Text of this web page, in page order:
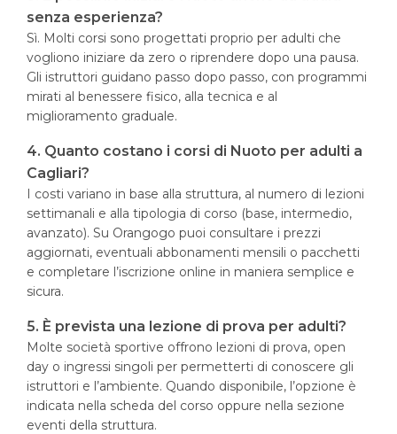
senza esperienza?
Sì. Molti corsi sono progettati proprio per adulti che
vogliono iniziare da zero o riprendere dopo una pausa.
Gli istruttori guidano passo dopo passo, con programmi
mirati al benessere fisico, alla tecnica e al
miglioramento graduale.
4. Quanto costano i corsi di Nuoto per adulti a
Cagliari?
I costi variano in base alla struttura, al numero di lezioni
settimanali e alla tipologia di corso (base, intermedio,
avanzato). Su Orangogo puoi consultare i prezzi
aggiornati, eventuali abbonamenti mensili o pacchetti
e completare l’iscrizione online in maniera semplice e
sicura.
5. È prevista una lezione di prova per adulti?
Molte società sportive offrono lezioni di prova, open
day o ingressi singoli per permetterti di conoscere gli
istruttori e l’ambiente. Quando disponibile, l’opzione è
indicata nella scheda del corso oppure nella sezione
eventi della struttura.